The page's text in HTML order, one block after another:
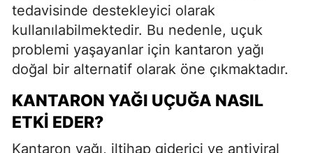
tedavisinde destekleyici olarak
kullanılabilmektedir. Bu nedenle, uçuk
problemi yaşayanlar için kantaron yağı
doğal bir alternatif olarak öne çıkmaktadır.
KANTARON YAĞI UÇUĞA NASIL
ETKI EDER?
Kantaron yağı, iltihap giderici ve antiviral